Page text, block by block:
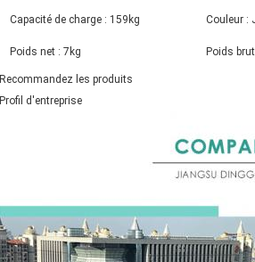
Capacité de charge : 159kg Couleur :
Poids net : 7kg Poids
Recommandez les produits
Profil d'entreprise